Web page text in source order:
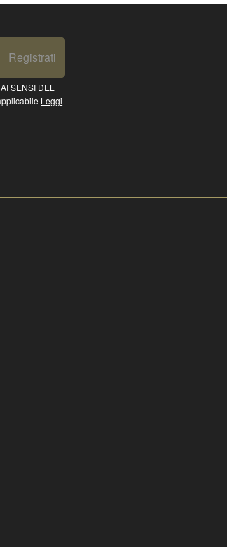
Registrati
SENSI DEL
Leggi